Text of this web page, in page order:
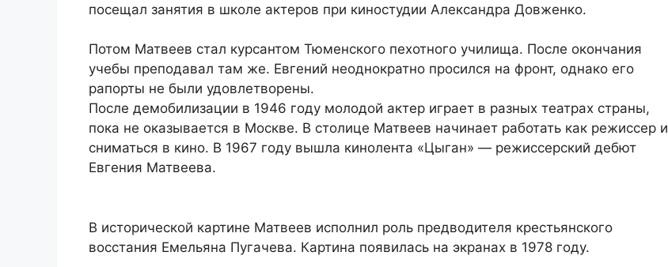
посещал занятия в школе актеров при киностудии Александра Довженко.
Потом Матвеев стал курсантом Тюменского пехотного училища. После окончания
учебы преподавал там же. Евгений неоднократно просился на фронт, однако его
рапорты не были удовлетворены.
После демобилизации в 1946 году молодой актер играет в разных театрах страны,
пока не оказывается в Москве. В столице Матвеев начинает работать как режиссер и
сниматься в кино. В 1967 году вышла кинолента «Цыган» — режиссерский дебют
Евгения Матвеева.
В исторической картине Матвеев исполнил роль предводителя крестьянского
восстания Емельяна Пугачева. Картина появилась на экранах в 1978 году.